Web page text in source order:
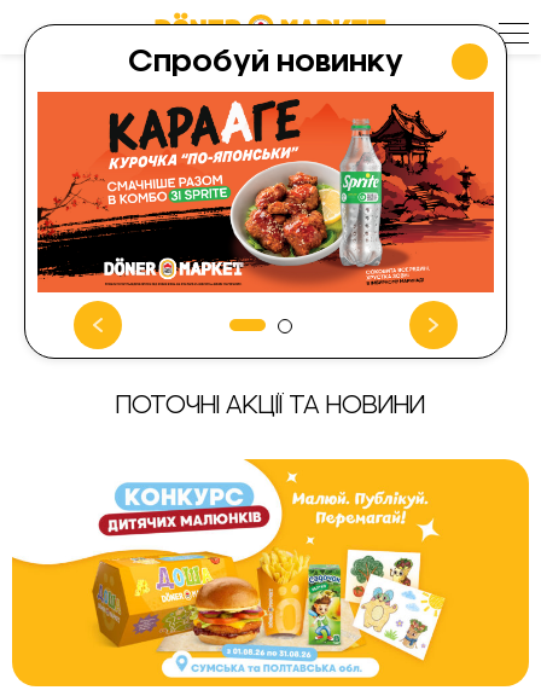
content
вул. Полтавський Шлях, 215,
Котельва, Полтавська
область, Україна
ПОТОЧНІ АКЦІЇ ТА НОВИНИ
Спробуй новинку